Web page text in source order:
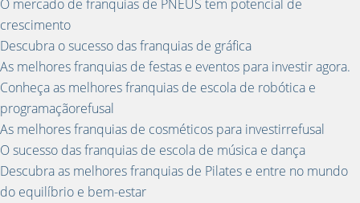
O mercado de franquias de PNEUS tem potencial de
crescimento
Descubra o sucesso das franquias de gráfica
As melhores franquias de festas e eventos para investir agora.
Conheça as melhores franquias de escola de robótica e
programaçãorefusal
As melhores franquias de cosméticos para investirrefusal
O sucesso das franquias de escola de música e dança
Descubra as melhores franquias de Pilates e entre no mundo
do equilíbrio e bem-estar